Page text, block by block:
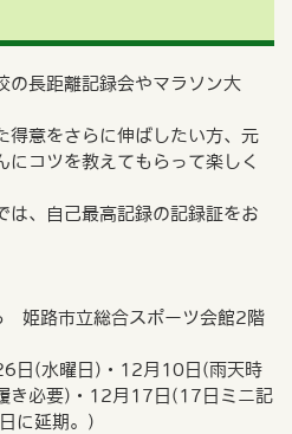
の長距離記録会やマラソン大
得意をさらに伸ばしたい方、元
にコツを教えてもらって楽しく
は、自己最高記録の記録証をお
姫路市立総合スポーツ会館2階
日(水曜日)・12月10日(雨天時
き必要)・12月17日(17日ミニ記
に延期。)